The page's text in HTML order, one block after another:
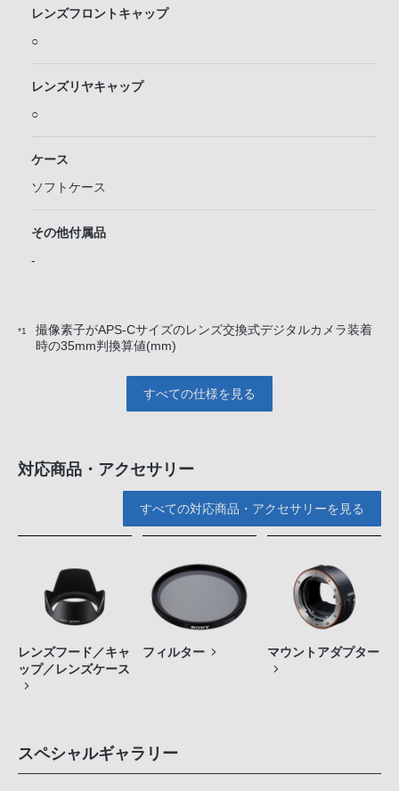
レンズフロントキャップ
○
レンズリヤキャップ
○
ケース
ソフトケース
その他付属品
-
*1
撮像素子がAPS-Cサイズのレンズ交換式デジタルカメラ装着
時の35mm判換算値(mm)
すべての仕様を見る
対応商品・アクセサリー
すべての対応商品・アクセサリーを見る
レンズフード／キャ
ップ／レンズケース
フィルター マウントアダプター
スペシャルギャラリー